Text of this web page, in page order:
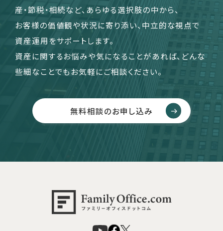
産・節税・相続など、あらゆる選択肢の中から、
お客様の価値観や状況に寄り添い、中立的な視点で
資産運用をサポートします。
資産に関するお悩みや気になることがあれば、どんな
些細なことでもお気軽にご相談ください。
無料相談のお申し込み